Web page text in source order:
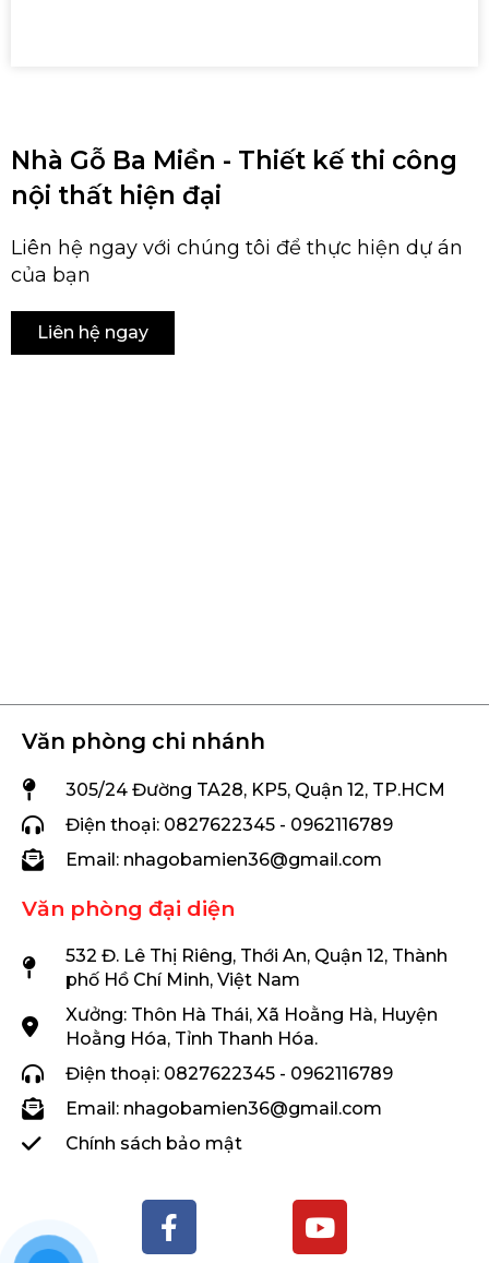
Nhà Gỗ Ba Miền - Thiết kế thi công
nội thất hiện đại
Liên hệ ngay với chúng tôi để thực hiện dự án
của bạn
Liên hệ ngay
Văn phòng đại diện
532 Đ. Lê Thị Riêng, Thới An, Quận 12, Thành
phố Hồ Chí Minh, Việt Nam
Xưởng: Thôn Hà Thái, Xã Hoằng Hà, Huyện
Hoằng Hóa, Tỉnh Thanh Hóa.
Điện thoại: 0827622345 - 0962116789
Email: nhagobamien36@gmail.com
Chính sách bảo mật
Văn phòng chi nhánh
305/24 Đường TA28, KP5, Quận 12, TP.HCM
Điện thoại: 0827622345 - 0962116789
Email: nhagobamien36@gmail.com
F
a
Y
o